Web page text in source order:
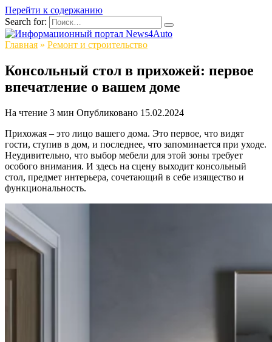
Перейти к содержанию
Search for:
Главная » Ремонт и строительство
Консольный стол в прихожей: первое
впечатление о вашем доме
На чтение 3 мин Опубликовано 15.02.2024
Прихожая – это лицо вашего дома. Это первое, что видят
гости, ступив в дом, и последнее, что запоминается при уходе.
Неудивительно, что выбор мебели для этой зоны требует
особого внимания. И здесь на сцену выходит консольный
стол, предмет интерьера, сочетающий в себе изящество и
функциональность.